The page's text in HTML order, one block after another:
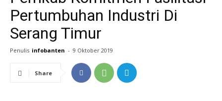
Pertumbuhan Industri Di
Serang Timur
Penulis infobanten - 9 Oktober 2019
Share